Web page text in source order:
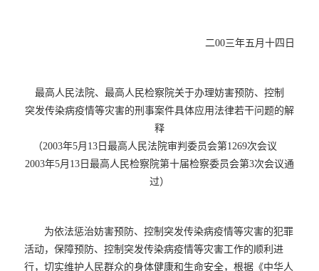
二00三年五月十四日
最高人民法院、最高人民检察院关于办理妨害预防、控制
突发传染病疫情等灾害的刑事案件具体应用法律若干问题的解
释
（2003年5月13日最高人民法院审判委员会第1269次会议
2003年5月13日最高人民检察院第十届检察委员会第3次会议通
过）
为依法惩治妨害预防、控制突发传染病疫情等灾害的犯罪
活动，保障预防、控制突发传染病疫情等灾害工作的顺利进
行，切实维护人民群众的身体健康和生命安全，根据《中华人